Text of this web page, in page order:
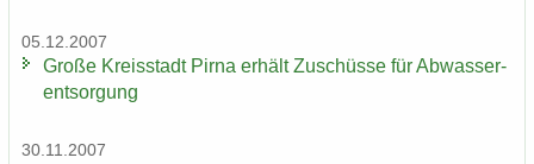
05.12.2007
Große Kreis­stadt Pirna er­hält Zu­schüs­se für Ab­was­ser­
ent­sor­gung
30.11.2007